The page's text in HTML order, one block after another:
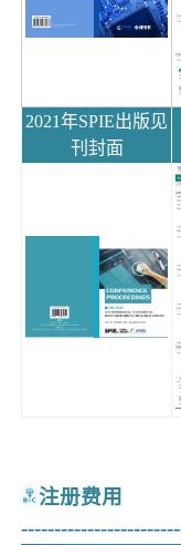
2021年SPIE出版见
刊封面
注册费用